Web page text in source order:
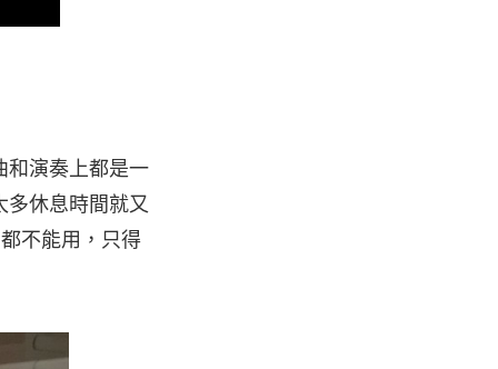
和演奏上都是一
多休息時間就又
不能用，只得